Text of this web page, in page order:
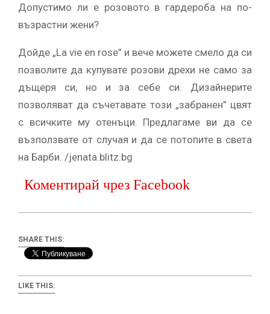
Допустимо ли е розовото в гардероба на по-
възрастни жени?
Дойде „La vie en rose” и вече можете смело да си
позволите да купувате розови дрехи не само за
дъщеря си, но и за себе си. Дизайнерите
позволяват да съчетавате този „забранен” цвят
с всичките му отенъци. Предлагаме ви да се
възползвате от случая и да се потопите в света
на Барби. /jenata.blitz.bg
Коментирай чрез Facebook
SHARE THIS:
LIKE THIS: